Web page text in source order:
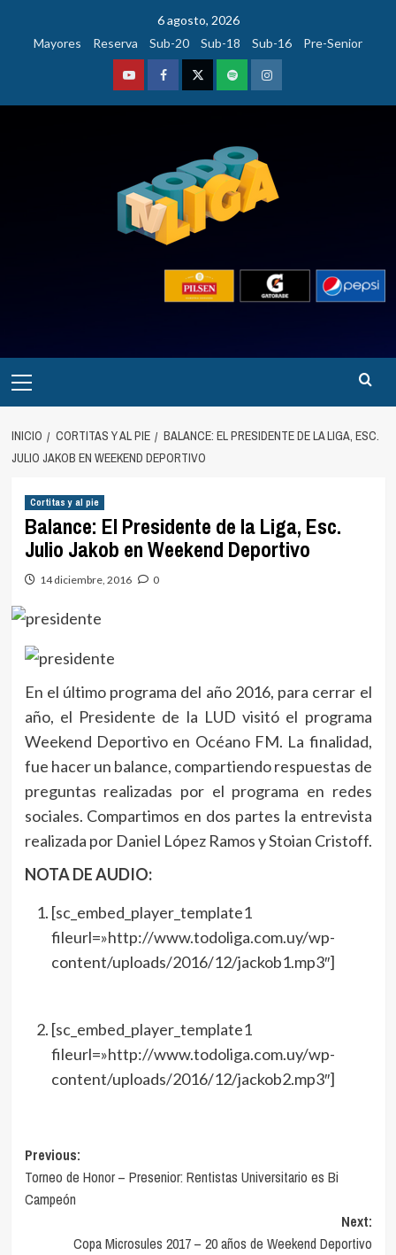
contenido
6 agosto, 2026
Mayores
Reserva Sub-20 Sub-18 Sub-16 Pre-Senior
YoutubeFacebookTwitterPodcastInstagram
principal
INICIO CORTITAS Y AL PIE
BALANCE: EL PRESIDENTE DE LA LIGA, ESC.
JULIO JAKOB EN WEEKEND DEPORTIVO
Cortitas y al pie
Balance: El Presidente de la Liga, Esc.
Julio Jakob en Weekend Deportivo
14 diciembre, 2016 0
En el último programa del año 2016, para cerrar el
año, el Presidente de la LUD visitó el programa
Weekend Deportivo en Océano FM. La finalidad,
fue hacer un balance, compartiendo respuestas de
preguntas realizadas por el programa en redes
sociales. Compartimos en dos partes la entrevista
realizada por Daniel López Ramos y Stoian Cristoff.
NOTA DE AUDIO:
[sc_embed_player_template1
fileurl=»http://www.todoliga.com.uy/wp-
content/uploads/2016/12/jackob1.mp3″]
[sc_embed_player_template1
fileurl=»http://www.todoliga.com.uy/wp-
content/uploads/2016/12/jackob2.mp3″]
Navegación
de
entradas
Previous:
Torneo de Honor – Presenior: Rentistas Universitario es Bi
Campeón
Next:
Copa Microsules 2017 – 20 años de Weekend Deportivo